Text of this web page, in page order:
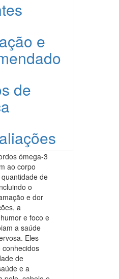
e
de
ómega-3
ao corpo
de
o
e dor
a
e foco e
a saúde
Eles
de
e a